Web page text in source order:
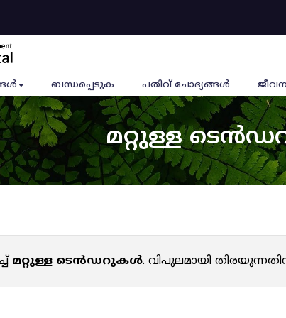
ബന്ധപ്പെടുക പതിവ് ചോദ്യങ്ങൾ
മറ്റുള്ള
മറ്റുള്ള ടെൻഡറുകൾ. വിപുലമായി